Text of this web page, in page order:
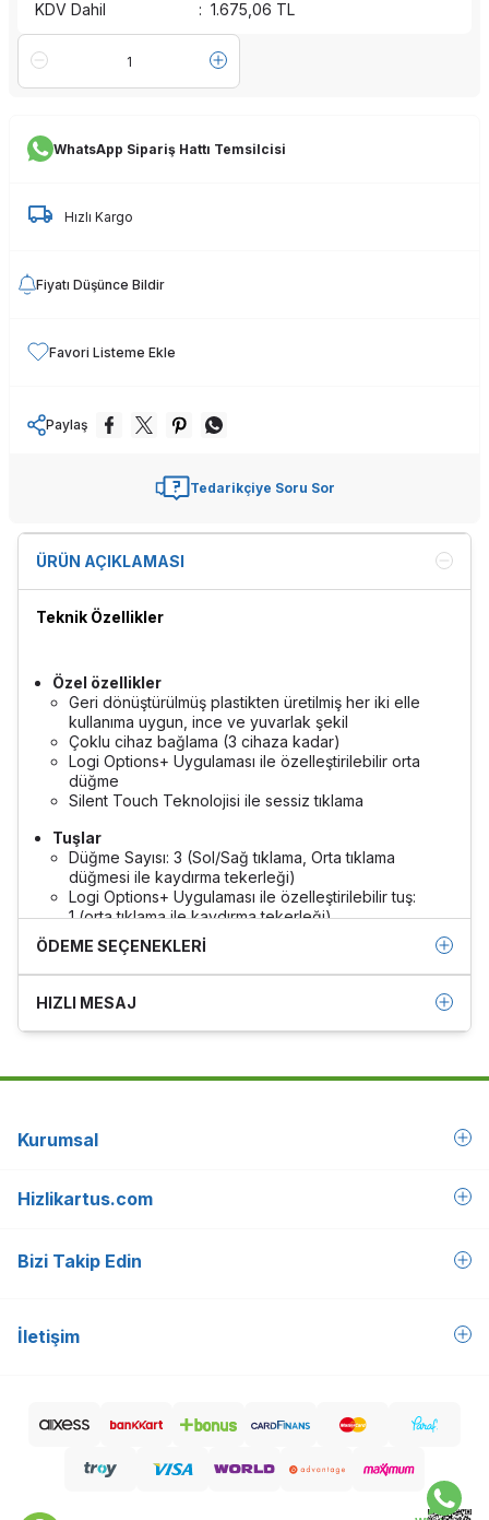
KDV Dahil
: 1.675,06 TL
WhatsApp Sipariş Hattı Temsilcisi
Hızlı Kargo
Fiyatı Düşünce Bildir
Favori Listeme Ekle
Paylaş
Tedarikçiye Soru Sor
ÜRÜN AÇIKLAMASI
Teknik Özellikler
Özel özellikler
Geri dönüştürülmüş plastikten üretilmiş her iki elle
kullanıma uygun, ince ve yuvarlak şekil
Çoklu cihaz bağlama (3 cihaza kadar)
Logi Options+ Uygulaması ile özelleştirilebilir orta
düğme
Silent Touch Teknolojisi ile sessiz tıklama
Tuşlar
Düğme Sayısı: 3 (Sol/Sağ tıklama, Orta tıklama
düğmesi ile kaydırma tekerleği)
Logi Options+ Uygulaması ile özelleştirilebilir tuş:
1 (orta tıklama ile kaydırma tekerleği)
Özelleştirme uygulaması: Windows ve macOS’ta
Logi Options+ Uygulaması tarafından
desteklenir
Sensör teknolojisi: Yüksek hassasiyetli optik
izleme
DPI aralığı: 400-4000 DPI (100 DPI artışlarla
Nominal değer: 1000 dpi
Bağlantı Türü: Bluetooth Low Energy Teknolojisi
Bağlantı türü desteği: Logi Bolt USB Alıcı ile
Kablosuz kullanım mesafesi: 10 m
Pil ömrü: 24 ay
ÖDEME SEÇENEKLERI
HIZLI MESAJ
Kurumsal
Hizlikartus.com
Bizi Takip Edin
İletişim